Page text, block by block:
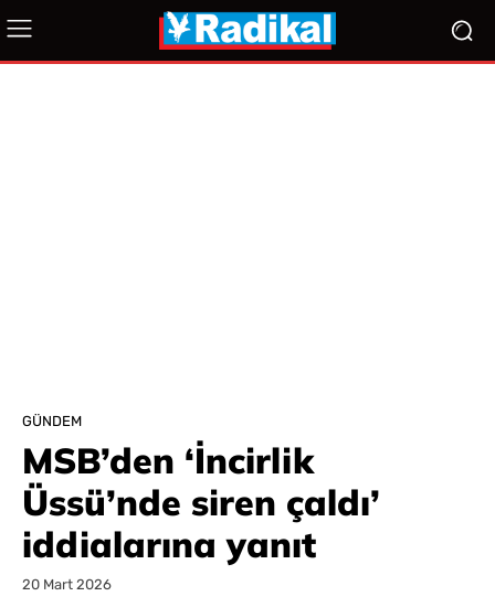
GÜNDEM
MSB’den ‘İncirlik
Üssü’nde siren çaldı’
iddialarına yanıt
20 Mart 2026